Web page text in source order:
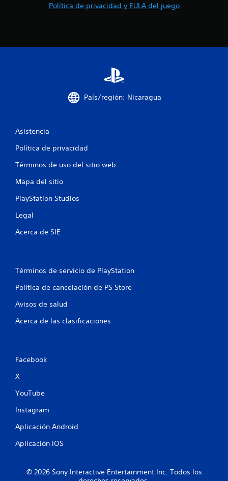
Política de privacidad y EULA del juego
País/región: Nicaragua
Asistencia
Política de privacidad
Términos de uso del sitio web
Mapa del sitio
PlayStation Studios
Legal
Acerca de SIE
Términos de servicio de PlayStation
Política de cancelación de PS Store
Avisos de salud
Acerca de las clasificaciones
Facebook
X
YouTube
Instagram
Aplicación Android
Aplicación iOS
© 2026 Sony Interactive Entertainment Inc. Todos los